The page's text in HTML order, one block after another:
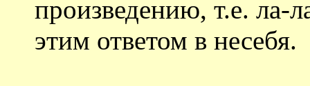
произведению, т.е. ла-
этим ответом в несебя.